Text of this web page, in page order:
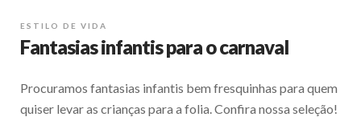
ESTILO DE VIDA
Fantasias infantis para o carnaval
Procuramos fantasias infantis bem fresquinhas para quem
quiser levar as crianças para a folia. Confira nossa seleção!